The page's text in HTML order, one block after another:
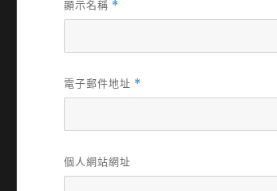
顯示名稱 *
電子郵件地址 *
個人網站網址